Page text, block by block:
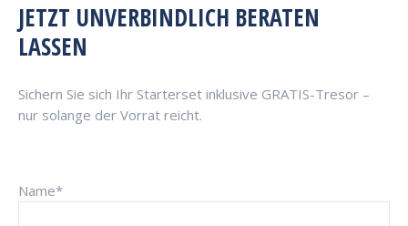
JETZT UNVERBINDLICH BERATEN
LASSEN
Sichern Sie sich Ihr Starterset inklusive GRATIS-Tresor –
nur solange der Vorrat reicht.
Name*